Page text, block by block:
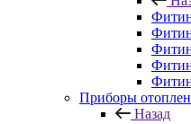
Приборы
Назад